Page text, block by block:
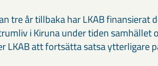
tre år tillbaka har LKAB
i Kiruna under tiden samhället
LKAB att fortsätta satsa ytterligare